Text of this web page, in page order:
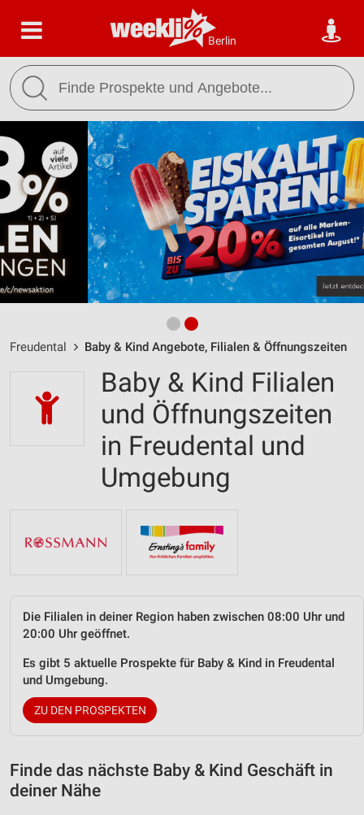
Berlin
Freudental Baby & Kind Angebote, Filialen & Öffnungszeiten
Baby & Kind Filialen
und Öffnungszeiten
in Freudental und
Umgebung
Die Filialen in deiner Region haben zwischen 08:00 Uhr und
20:00 Uhr geöffnet.
Es gibt 5 aktuelle Prospekte für Baby & Kind in Freudental
und Umgebung.
ZU DEN PROSPEKTEN
Finde das nächste Baby & Kind Geschäft in
deiner Nähe